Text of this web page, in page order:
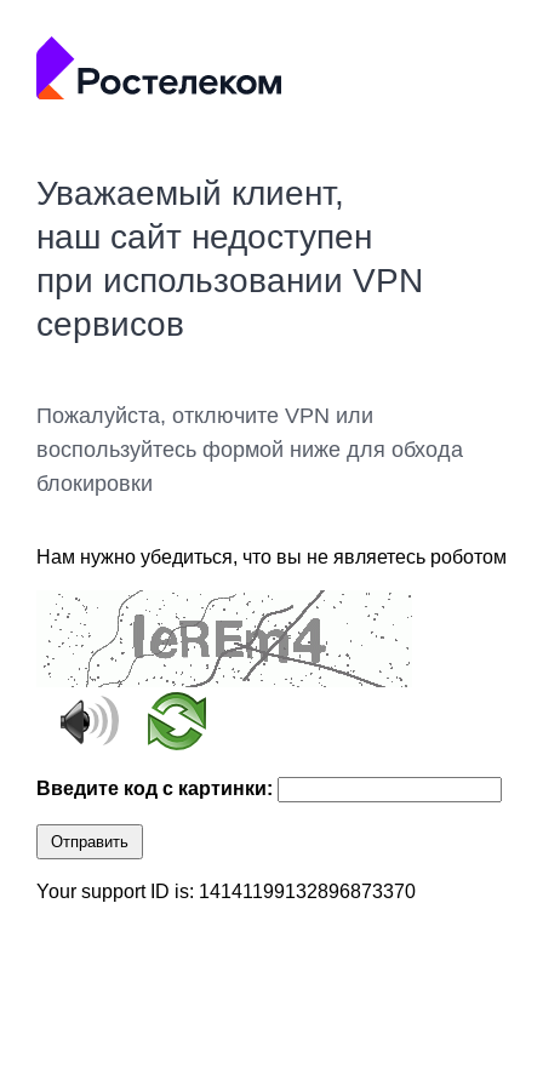
Уважаемый клиент,
наш сайт недоступен
при использовании VPN
сервисов
Пожалуйста, отключите VPN или
воспользуйтесь формой ниже для обхода
блокировки
Нам нужно убедиться, что вы не являетесь роботом
Введите код с картинки:
Отправить
Your support ID is: 14141199132896873370